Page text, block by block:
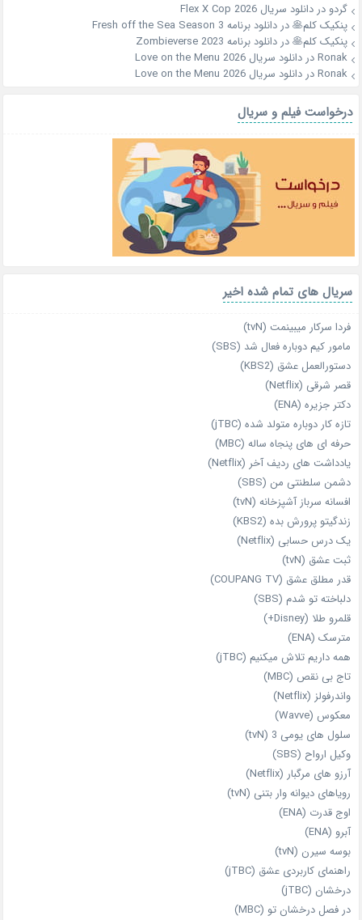
گردو دردانلود سریال Flex X Cop 2026
پنکیک کلم🥞دردانلود برنامه Fresh off the Sea Season 3
پنکیک کلم🥞دردانلود برنامه Zombieverse 2023
Ronakدردانلود سریال Love on the Menu 2026
Ronakدردانلود سریال Love on the Menu 2026
درخواست فیلم و سریال
سریال های تمام شده اخیر
فردا سرکار میبینمت (tvN)
مامور کیم دوباره فعال شد (SBS)
دستورالعمل عشق (KBS2)
قصر شرقی (Netflix)
دکتر جزیره (ENA)
تازه‌ کار دوباره‌ متولد شده (jTBC)
حرفه‌ ای‌ های پنجاه‌ ساله (MBC)
یادداشت‌ های ردیف آخر (Netflix)
دشمن سلطنتی من (SBS)
افسانه سرباز آشپزخانه (tvN)
زندگیتو پرورش بده (KBS2)
یک درس حسابی (Netflix)
ثبت عشق (tvN)
قدر مطلق عشق (COUPANG TV)
دلباخته تو شدم (SBS)
قلمرو طلا (Disney+)
مترسک (ENA)
همه داریم تلاش میکنیم (jTBC)
تاج بی‌ نقص (MBC)
واندرفولز (Netflix)
معکوس (Wavve)
سلول های یومی 3 (tvN)
وکیل ارواح (SBS)
آرزو های مرگبار (Netflix)
رویاهای دیوانه‌ وار بتنی (tvN)
اوج قدرت (ENA)
آبرو (ENA)
بوسه سیرن (tvN)
راهنمای کاربردی عشق (jTBC)
درخشان (jTBC)
در فصل درخشان تو (MBC)